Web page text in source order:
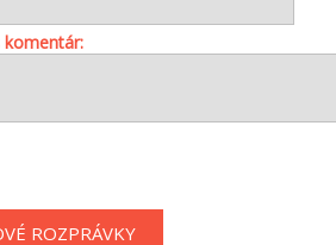
komentár:
ROZPRÁVKY